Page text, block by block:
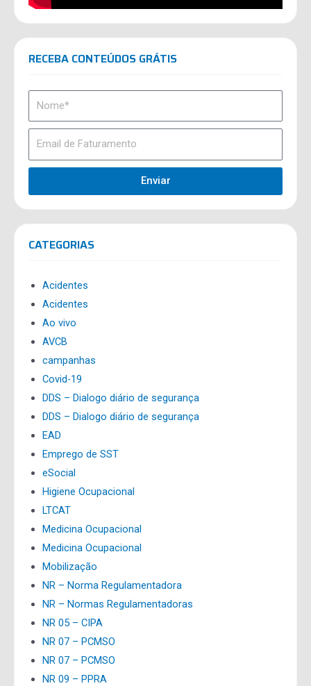
RECEBA CONTEÚDOS GRÁTIS
Enviar
CATEGORIAS
Acidentes
Acidentes
Ao vivo
AVCB
campanhas
Covid-19
DDS – Dialogo diário de segurança
DDS – Dialogo diário de segurança
EAD
Emprego de SST
eSocial
Higiene Ocupacional
LTCAT
Medicina Ocupacional
Medicina Ocupacional
Mobilização
NR – Norma Regulamentadora
NR – Normas Regulamentadoras
NR 05 – CIPA
NR 07 – PCMSO
NR 07 – PCMSO
NR 09 – PPRA